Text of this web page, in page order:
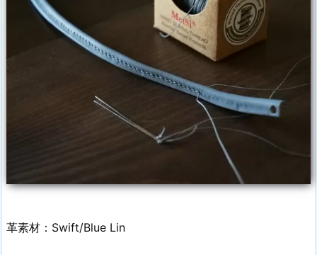
革素材：Swift/Blue Lin